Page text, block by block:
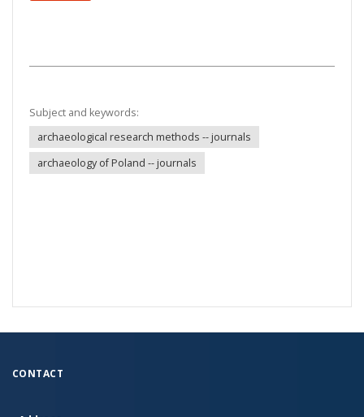
Subject and keywords:
archaeological research methods -- journals
archaeology of Poland -- journals
CONTACT